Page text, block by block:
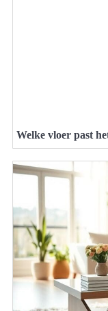
Welke vloer past